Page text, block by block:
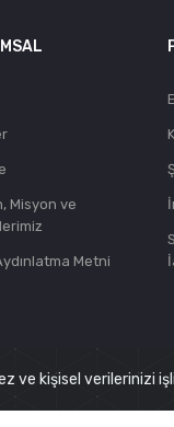
Misyon ve
Metni
ve kişisel verilerinizi